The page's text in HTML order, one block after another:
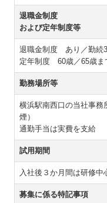
退職金制度
および定年制度等
退職金制度 あり／勤続
定年制度 60歳／65歳ま
勤務場所等
横浜駅南西口の当社事務
煙）
通勤手当は実費を支給
試用期間
入社後３か月間は研修中
募集に係る特記事項